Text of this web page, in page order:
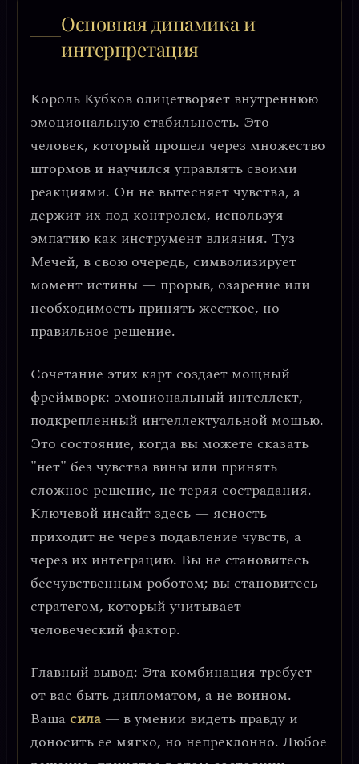
Основная динамика и
интерпретация
Король Кубков олицетворяет внутреннюю
эмоциональную стабильность. Это
человек, который прошел через множество
штормов и научился управлять своими
реакциями. Он не вытесняет чувства, а
держит их под контролем, используя
эмпатию как инструмент влияния. Туз
Мечей, в свою очередь, символизирует
момент истины — прорыв, озарение или
необходимость принять жесткое, но
правильное решение.
Сочетание этих карт создает мощный
фреймворк: эмоциональный интеллект,
подкрепленный интеллектуальной мощью.
Это состояние, когда вы можете сказать
"нет" без чувства вины или принять
сложное решение, не теряя сострадания.
Ключевой инсайт здесь — ясность
приходит не через подавление чувств, а
через их интеграцию. Вы не становитесь
бесчувственным роботом; вы становитесь
стратегом, который учитывает
человеческий фактор.
Главный вывод: Эта комбинация требует
от вас быть дипломатом, а не воином.
Ваша сила— в умении видеть правду и
доносить ее мягко, но непреклонно. Любое